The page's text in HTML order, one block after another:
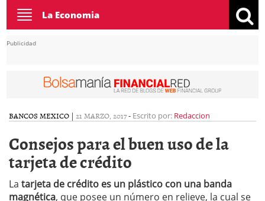
Toggle
navigation
La Economia
Publicidad
BANCOS MEXICO | 21 MARZO, 2017- Escrito por: Redaccion
Consejos para el buen uso de la
tarjeta de crédito
La tarjeta de crédito es un plástico con una banda
magnética, que posee un número en relieve, la cual se